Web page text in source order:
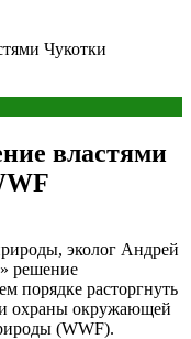
Чукотки
властями
эколог Андрей
решение
порядке расторгнуть
охраны окружающей
(WWF).